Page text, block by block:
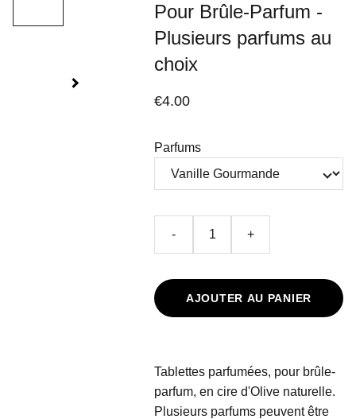
Pour Brûle-Parfum -
Plusieurs parfums au
choix
€4.00
Parfums
- +
AJOUTER AU PANIER
Tablettes parfumées, pour brûle-
parfum, en cire d'Olive naturelle.
Plusieurs parfums peuvent être